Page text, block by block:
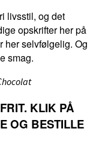
livsstil, og det
opskrifter her på
her selvfølgelig. Og
smag.
KLIK PÅ
OG BESTILLE